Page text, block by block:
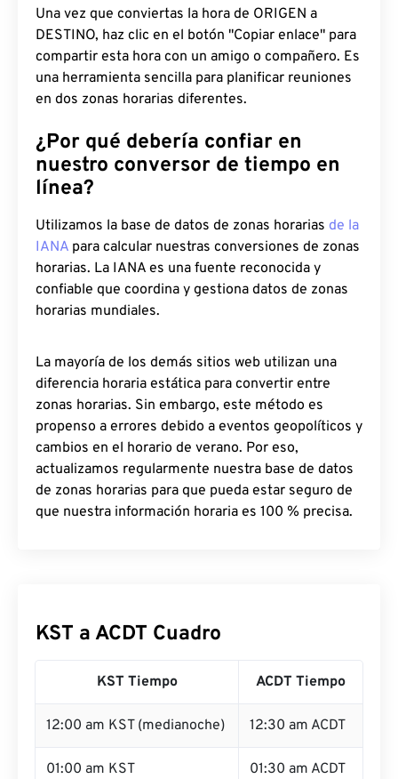
Una vez que conviertas la hora de ORIGEN a
DESTINO, haz clic en el botón "Copiar enlace" para
compartir esta hora con un amigo o compañero. Es
una herramienta sencilla para planificar reuniones
en dos zonas horarias diferentes.
¿Por qué debería confiar en
nuestro conversor de tiempo en
línea?
Utilizamos la base de datos de zonas horarias de la
IANA para calcular nuestras conversiones de zonas
horarias. La IANA es una fuente reconocida y
confiable que coordina y gestiona datos de zonas
horarias mundiales.
La mayoría de los demás sitios web utilizan una
diferencia horaria estática para convertir entre
zonas horarias. Sin embargo, este método es
propenso a errores debido a eventos geopolíticos y
cambios en el horario de verano. Por eso,
actualizamos regularmente nuestra base de datos
de zonas horarias para que pueda estar seguro de
que nuestra información horaria es 100 % precisa.
KST a ACDT Cuadro
KST Tiempo ACDT Tiempo
12:00 am KST (medianoche) 12:30 am ACDT
01:00 am KST 01:30 am ACDT